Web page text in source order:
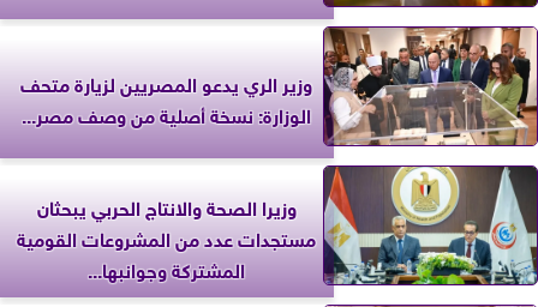
وزير الري يدعو المصريين لزيارة متحف
الوزارة: نسخة أصلية من وصف مصر...
وزيرا الصحة والانتاج الحربي يبحثان
مستجدات عدد من المشروعات القومية
المشتركة وجوانبها...